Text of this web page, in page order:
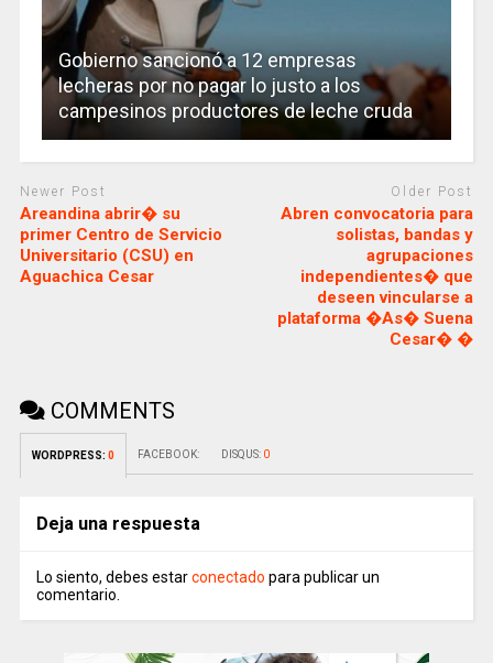
Gobierno sancionó a 12 empresas
lecheras por no pagar lo justo a los
campesinos productores de leche cruda
Newer Post
Areandina abrir� su
primer Centro de Servicio
Universitario (CSU) en
Aguachica Cesar
Older Post
Abren convocatoria para
solistas, bandas y
agrupaciones
independientes� que
deseen vincularse a
plataforma �As� Suena
Cesar� �
COMMENTS
WORDPRESS: 0 FACEBOOK: DISQUS: 0
Deja una respuesta
Lo siento, debes estarconectado para publicar un
comentario.